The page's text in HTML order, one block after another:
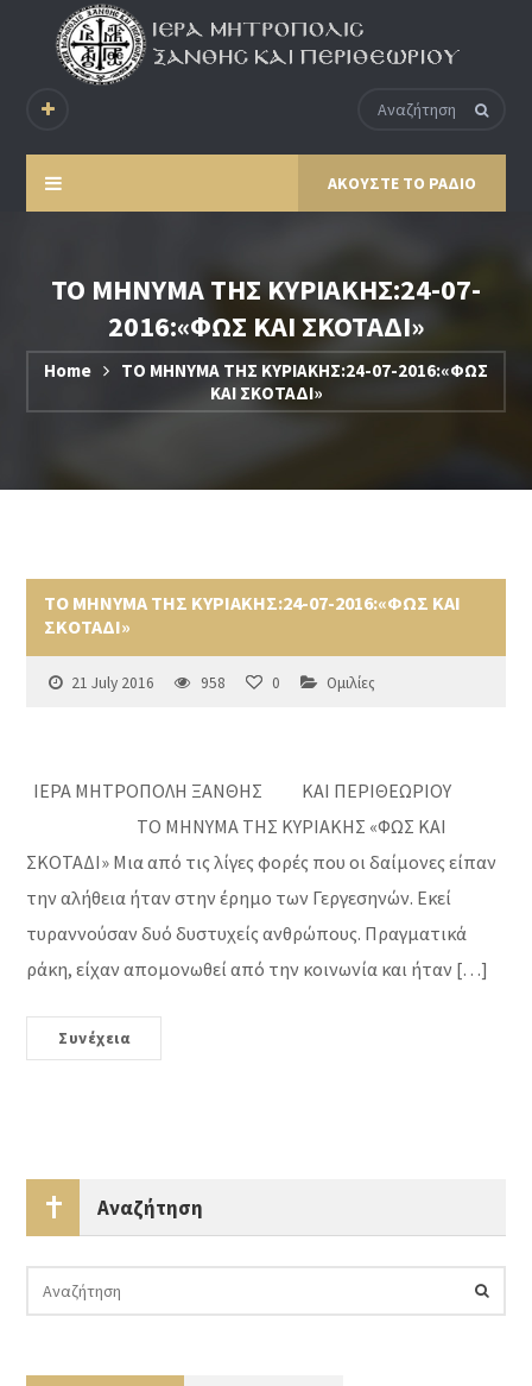
ΑΚΟΥΣΤΕ ΤΟ ΡΑΔΙΟ
ΤΟ ΜΗΝΥΜΑ ΤΗΣ ΚΥΡΙΑΚΗΣ:24-07-
2016:«ΦΩΣ ΚΑΙ ΣΚΟΤΑΔΙ»
Home
ΤΟ ΜΗΝΥΜΑ ΤΗΣ ΚΥΡΙΑΚΗΣ:24-07-2016:«ΦΩΣ
ΚΑΙ ΣΚΟΤΑΔΙ»
ΤΟ ΜΗΝΥΜΑ ΤΗΣ ΚΥΡΙΑΚΗΣ:24-07-2016:«ΦΩΣ ΚΑΙ
ΣΚΟΤΑΔΙ»
21 July 2016 958 0 Ομιλίες
ΙΕΡΑ ΜΗΤΡΟΠΟΛΗ ΞΑΝΘΗΣ ΚΑΙ ΠΕΡΙΘΕΩΡΙΟΥ
ΤΟ ΜΗΝΥΜΑ ΤΗΣ ΚΥΡΙΑΚΗΣ «ΦΩΣ ΚΑΙ
ΣΚΟΤΑΔΙ» Μια από τις λίγες φορές που οι δαίμονες είπαν
την αλήθεια ήταν στην έρημο των Γεργεσηνών. Εκεί
τυραννούσαν δυό δυστυχείς ανθρώπους. Πραγματικά
ράκη, είχαν απομονωθεί από την κοινωνία και ήταν […]
Συνέχεια
Αναζήτηση